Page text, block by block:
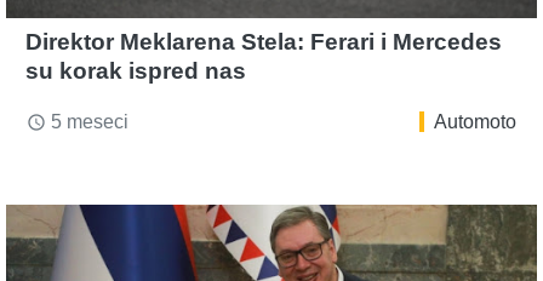
Direktor Meklarena Stela: Ferari i Mercedes
su korak ispred nas
access_time 5 meseci Automoto